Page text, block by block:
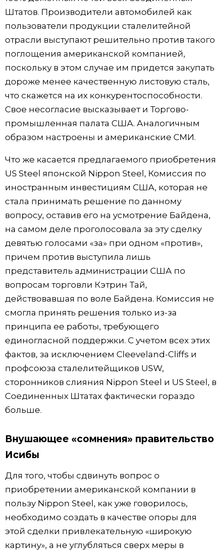
Штатов. Производители автомобилей как
пользователи продукции сталелитейной
отрасли выступают решительно против такого
поглощения американской компанией,
поскольку в этом случае им придется закупать
дороже менее качественную листовую сталь,
что скажется на их конкурентоспособности.
Свое несогласие высказывает и Торгово-
промышленная палата США. Аналогичным
образом настроены и американские СМИ.
Что же касается предлагаемого приобретения
US Steel японской Nippon Steel, Комиссия по
иностранным инвестициям США, которая не
стала принимать решение по данному
вопросу, оставив его на усмотрение Байдена,
на самом деле проголосовала за эту сделку
девятью голосами «за» при одном «против»,
причем против выступила лишь
представитель администрации США по
вопросам торговли Кэтрин Тай,
действовавшая по воле Байдена. Комиссия не
смогла принять решения только из-за
принципа ее работы, требующего
единогласной поддержки. С учетом всех этих
фактов, за исключением Cleeveland-Cliffs и
профсоюза сталелитейщиков USW,
сторонников слияния Nippon Steel и US Steel, в
Соединенных Штатах фактически гораздо
больше.
Внушающее «сомнения» правительство
Исибы
Для того, чтобы сдвинуть вопрос о
приобретении американской компании в
пользу Nippon Steel, как уже говорилось,
необходимо создать в качестве опоры для
этой сделки привлекательную «широкую
картину», а не углубляться сверх меры в